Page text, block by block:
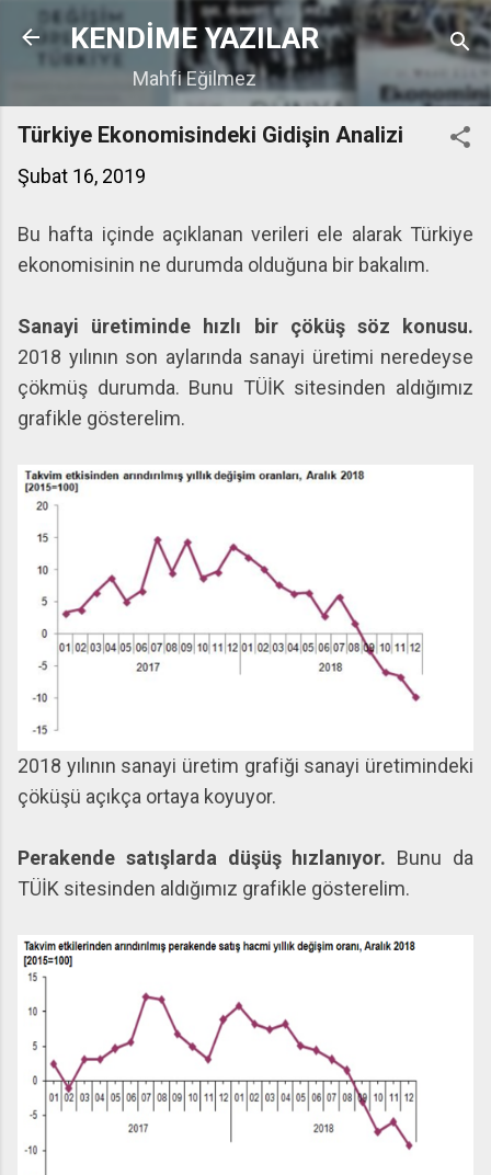
Ana içeriğe atla
KENDİME YAZILAR
Mahfi Eğilmez
Türkiye Ekonomisindeki Gidişin Analizi
Şubat 16, 2019
Bu hafta içinde açıklanan verileri ele alarak Türkiye
ekonomisinin ne durumda olduğuna bir bakalım.
Sanayi üretiminde hızlı bir çöküş söz konusu.
2018 yılının son aylarında sanayi üretimi neredeyse
çökmüş durumda. Bunu TÜİK sitesinden aldığımız
grafikle gösterelim.
2018 yılının sanayi üretim grafiği sanayi üretimindeki
çöküşü açıkça ortaya koyuyor.
Perakende satışlarda düşüş hızlanıyor. Bunu da
TÜİK sitesinden aldığımız grafikle gösterelim.